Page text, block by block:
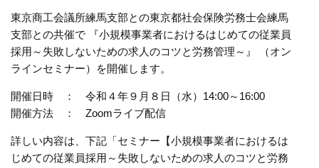
東京商工会議所練馬支部との東京都社会保険労務士会練馬
支部との共催で 『小規模事業者におけるはじめての従業員
採用～失敗しないための求人のコツと労務管理～』 （オン
ラインセミナー）を開催します。
開催日時 ： 令和４年９月８日（水）14:00～16:00
開催方法 ： Zoomライブ配信
詳しい内容は、下記「セミナー【小規模事業者におけるは
じめての従業員採用～失敗しないための求人のコツと労務